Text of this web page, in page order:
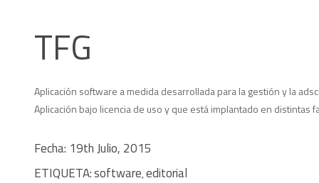
TFG
Aplicación software a medida desarrollada para la gestión y la
Aplicación bajo licencia de uso y que está implantado en distintas
Fecha: 19th Julio, 2015
ETIQUETA:software,editorial